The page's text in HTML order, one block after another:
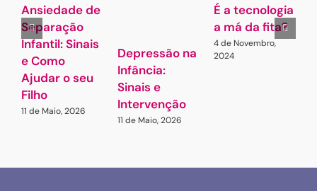
Ansiedade de
Separação
Infantil: Sinais
e Como
Ajudar o seu
Filho
11 de Maio, 2026
Depressão na
Infância:
Sinais e
Intervenção
11 de Maio, 2026
É a tecnologia
a má da fita?
4 de Novembro,
2024